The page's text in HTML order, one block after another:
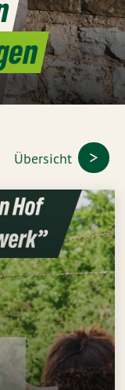
Übersicht